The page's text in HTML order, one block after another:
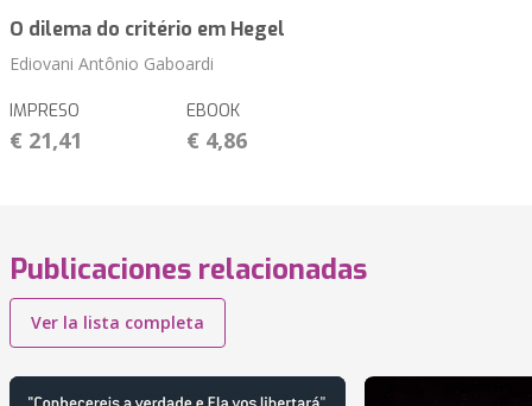
O dilema do critério em Hegel
Ediovani Antônio Gaboardi
IMPRESO
€ 21,41
EBOOK
€ 4,86
Publicaciones relacionadas
Ver la lista completa